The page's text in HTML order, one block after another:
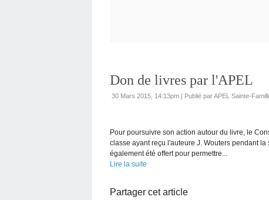
Don de livres par l'APEL
30 Mars 2015, 14:13pm | Publié par APEL Sainte-
Pour poursuivre son action autour du livre, le
classe ayant reçu l'auteure J. Wouters pendant
également été offert pour permettre...
Lire la suite
Partager cet article